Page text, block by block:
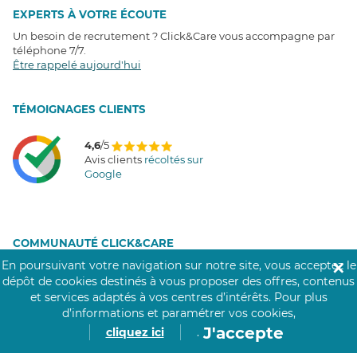
EXPERTS À VOTRE ÉCOUTE
Un besoin de recrutement ? Click&Care vous accompagne par
téléphone 7/7
Être rappelé aujourd'hui
TÉMOIGNAGES CLIENTS
4,6/5
Avis clients récoltés sur
Google
COMMUNAUTÉ CLICK&CARE
En poursuivant votre navigation sur notre site, vous acceptez le
dépôt de cookies destinés à vous proposer des offres, contenus
et services adaptés à vos centres d’intérêts. Pour plus
d’informations et paramétrer vos cookies,
cliquez ici
. J'accepte
✕